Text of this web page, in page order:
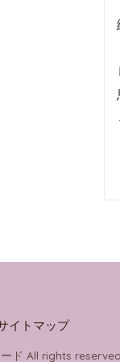
イトマップ
ド All rights reserved.